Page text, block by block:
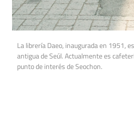
La librería Daeo, inaugurada en 1951,
antigua de Seúl. Actualmente es
punto de interés de Seochon.